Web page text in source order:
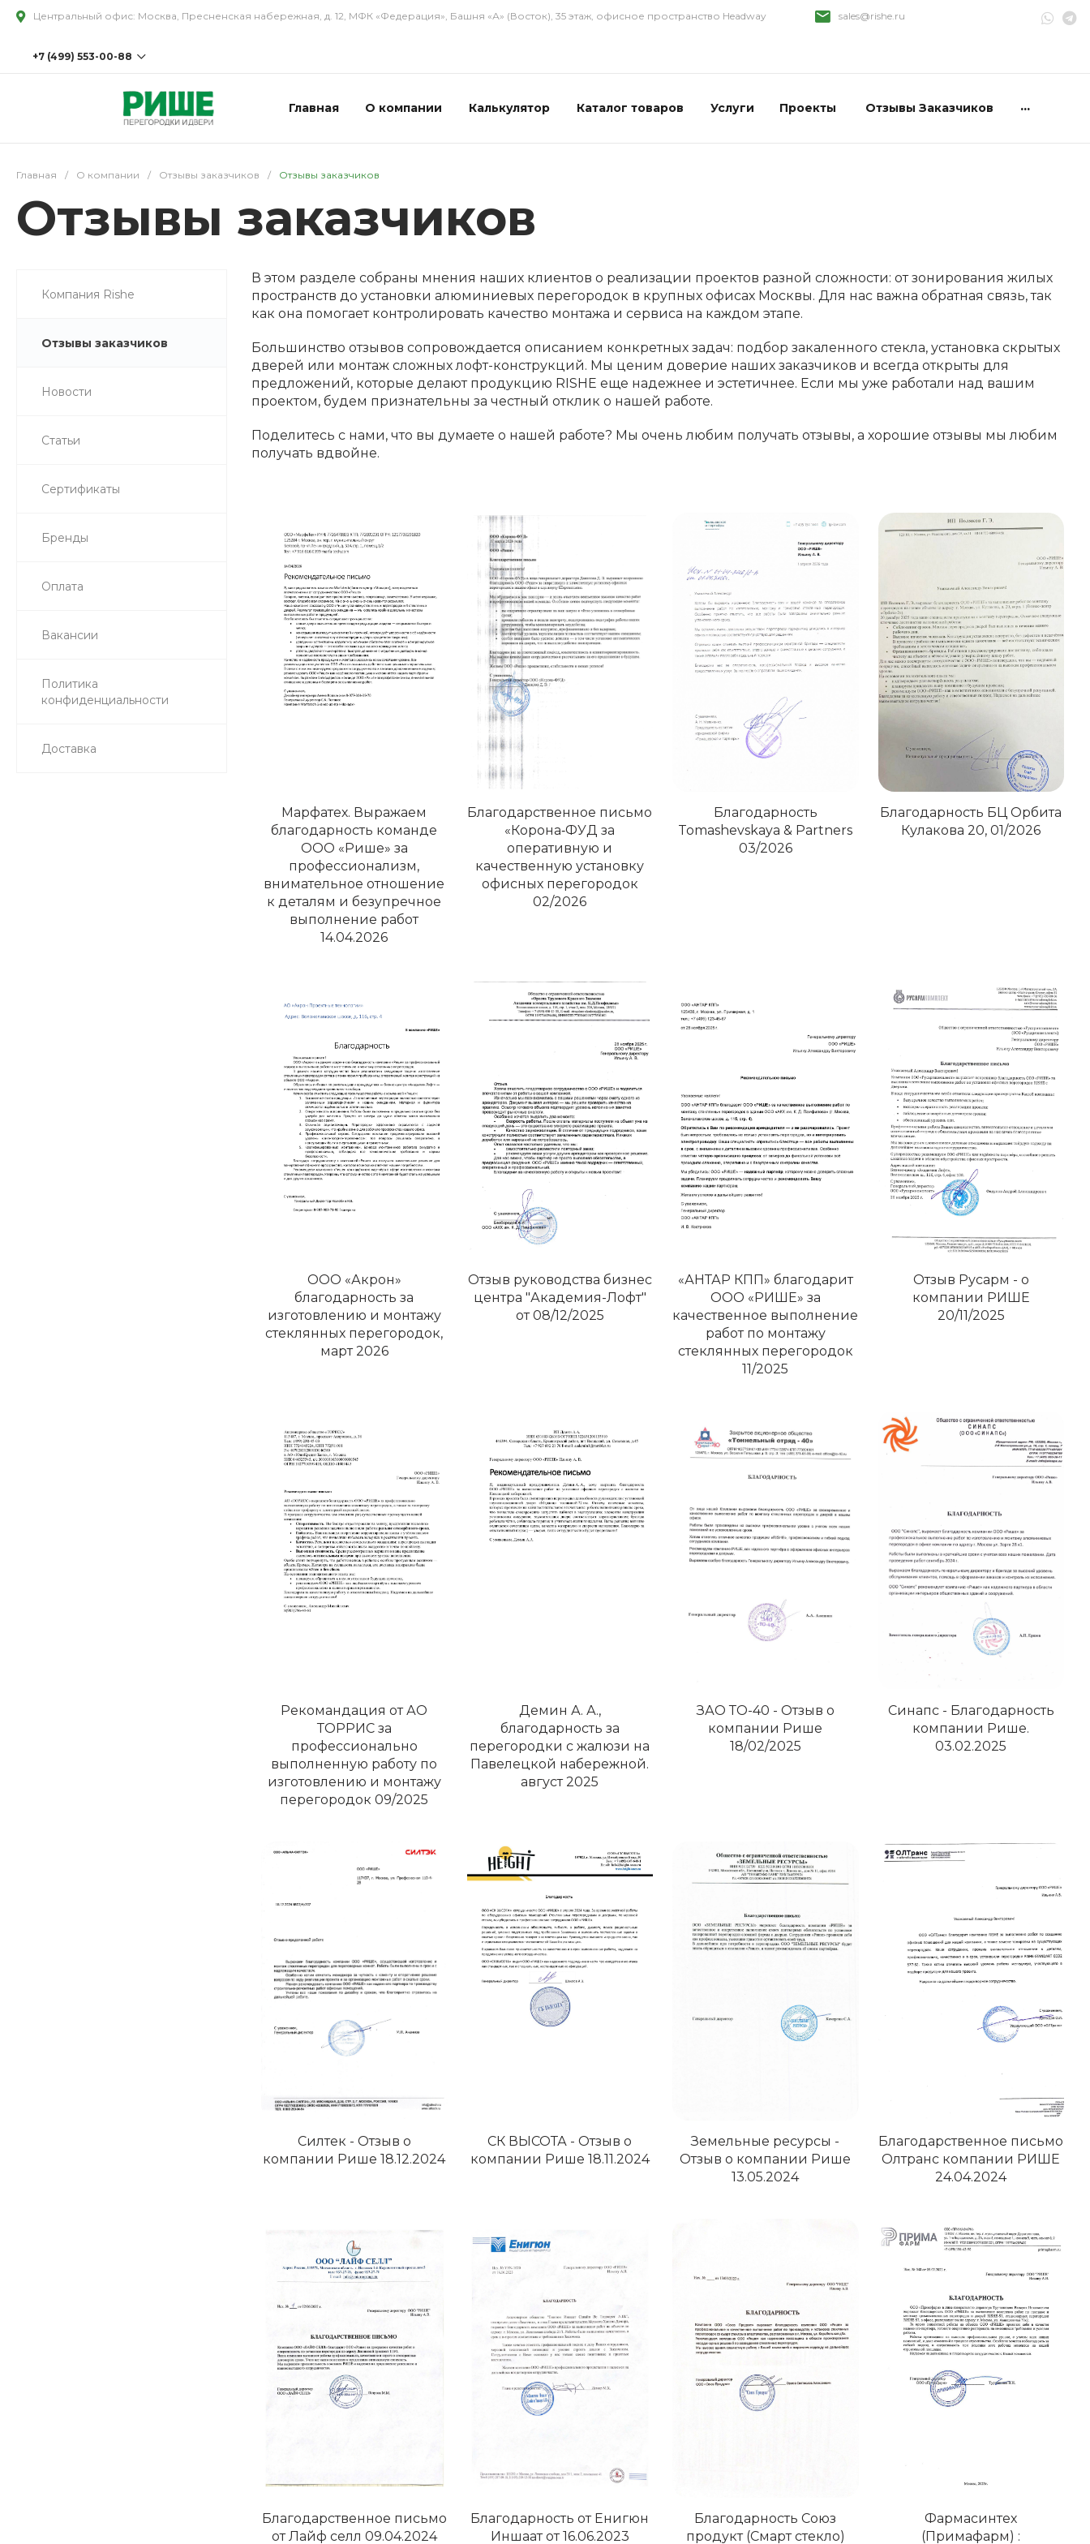
Центральный офис: Москва, Пресненская набережная, д. 12, МФК «Федерация», Башня «А» (Восток), 35 этаж, офисное пространство Headway sales@rishe.ru
+7 (499) 553-00-88
+7 (499) 553-00-88 доб.202
Московская область, Наро-
Пн-Пт с 08:00 до 18:00 Сб-Вс
sale@rishe.ru
Главная О компании Калькулятор Каталог товаров Услуги Проекты Отзывы Заказчиков ...
Главная / О компании / Отзывы заказчиков / Отзывы заказчиков
Отзывы заказчиков
Компания Rishe
Отзывы заказчиков
Новости
Статьи
Сертификаты
Бренды
Оплата
Вакансии
Политика
конфиденциальности
Доставка
В этом разделе собраны мнения наших клиентов о реализации проектов разной сложности: от зонирования жилых
пространств до установки алюминиевых перегородок в крупных офисах Москвы. Для нас важна обратная связь, так
как она помогает контролировать качество монтажа и сервиса на каждом этапе.
Большинство отзывов сопровождается описанием конкретных задач: подбор закаленного стекла, установка скрытых
дверей или монтаж сложных лофт-конструкций. Мы ценим доверие наших заказчиков и всегда открыты для
предложений, которые делают продукцию RISHE еще надежнее и эстетичнее. Если мы уже работали над вашим
проектом, будем признательны за честный отклик о нашей работе.
Поделитесь с нами, что вы думаете о нашей работе? Мы очень любим получать отзывы, а хорошие отзывы мы любим
получать вдвойне.
Марфатех. Выражаем
благодарность команде
ООО «Рише» за
профессионализм,
внимательное отношение
к деталям и безупречное
выполнение работ
14.04.2026
Благодарственное письмо
«Корона‑ФУД за
оперативную и
качественную установку
офисных перегородок
02/2026
Благодарность
Tomashevskaya & Partners
03/2026
Благодарность БЦ Орбита
Кулакова 20, 01/2026
ООО «Акрон»
благодарность за
изготовлению и монтажу
стеклянных перегородок,
март 2026
Отзыв руководства бизнес
центра "Академия-Лофт"
от 08/12/2025
«АНТАР КПП» благодарит
ООО «РИШЕ» за
качественное выполнение
работ по монтажу
стеклянных перегородок
11/2025
Отзыв Русарм - о
компании РИШЕ
20/11/2025
Рекомандация от АО
ТОРРИС за
профессионально
выполненную работу по
изготовлению и монтажу
перегородок 09/2025
Демин А. А.,
благодарность за
перегородки с жалюзи на
Павелецкой набережной.
август 2025
ЗАО ТО-40 - Отзыв о
компании Рише
18/02/2025
Синапс - Благодарность
компании Рише.
03.02.2025
Силтек - Отзыв о
компании Рише 18.12.2024
СК ВЫСОТА - Отзыв о
компании Рише 18.11.2024
Земельные ресурсы -
Отзыв о компании Рише
13.05.2024
Благодарственное письмо
Олтранс компании РИШЕ
24.04.2024
Благодарственное письмо
от Лайф селл 09.04.2024
Благодарность от Енигюн
Иншаат от 16.06.2023
Благодарность Союз
продукт (Смарт стекло)
Фармасинтех
(Примафарм) :